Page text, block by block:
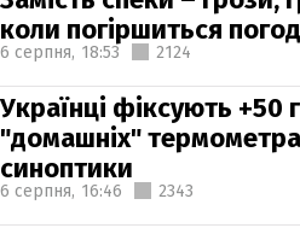
коли погіршиться
6 серпня, 18:53 2124
Українці фіксують +50
"домашніх"
синоптики
6 серпня, 16:46 2343